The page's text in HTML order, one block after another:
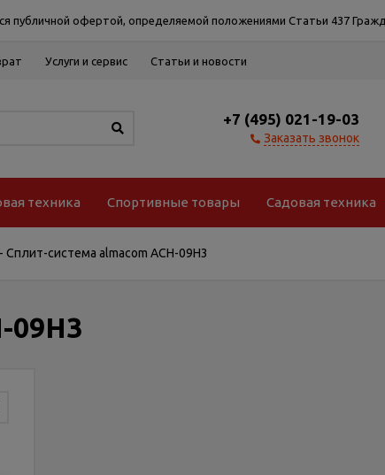
офертой, определяемой положениями Статьи 437
Услуги и сервис Статьи и новости
+7 (495) 021-19-03
Заказать звонок
техника Спортивные товары Садовая техника
- Сплит-система almacom ACH-09H3
09H3